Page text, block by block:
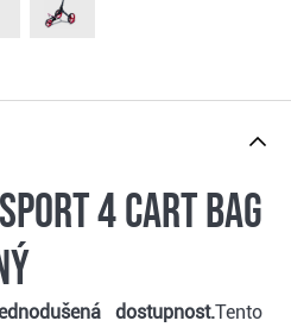
4 cart bag
dostupnost.Tento